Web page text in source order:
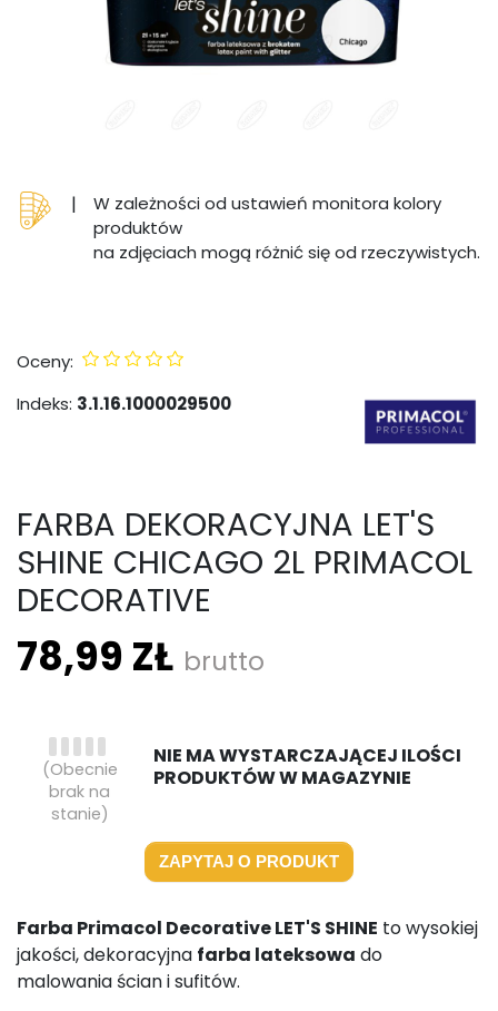
|
W zależności od ustawień monitora kolory
produktów
na zdjęciach mogą różnić się od rzeczywistych.
Oceny:
Indeks: 3.1.16.1000029500
FARBA DEKORACYJNA LET'S
SHINE CHICAGO 2L PRIMACOL
DECORATIVE
78,99 ZŁ brutto
NIE MA WYSTARCZAJĄCEJ ILOŚCI
PRODUKTÓW W MAGAZYNIE
(Obecnie
brak na
stanie)
ZAPYTAJ O PRODUKT
Farba Primacol Decorative LET'S SHINE to wysokiej
jakości, dekoracyjna farba lateksowa do
malowania ścian i sufitów.